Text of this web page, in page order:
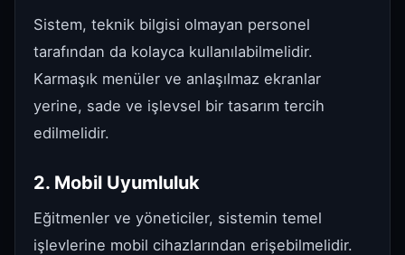
Sistem, teknik bilgisi olmayan personel
tarafından da kolayca kullanılabilmelidir.
Karmaşık menüler ve anlaşılmaz ekranlar
yerine, sade ve işlevsel bir tasarım tercih
edilmelidir.
2. Mobil Uyumluluk
Eğitmenler ve yöneticiler, sistemin temel
işlevlerine mobil cihazlarından erişebilmelidir.